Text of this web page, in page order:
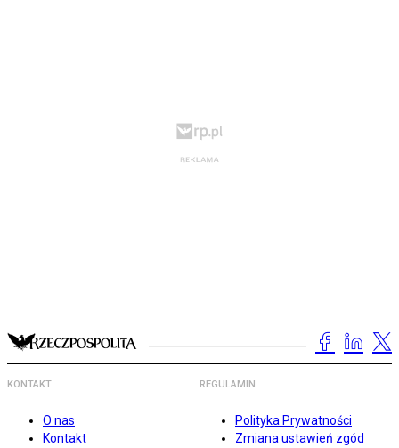
KONTAKT
O nas
Kontakt
REGULAMIN
Polityka Prywatności
Zmiana ustawień zgód